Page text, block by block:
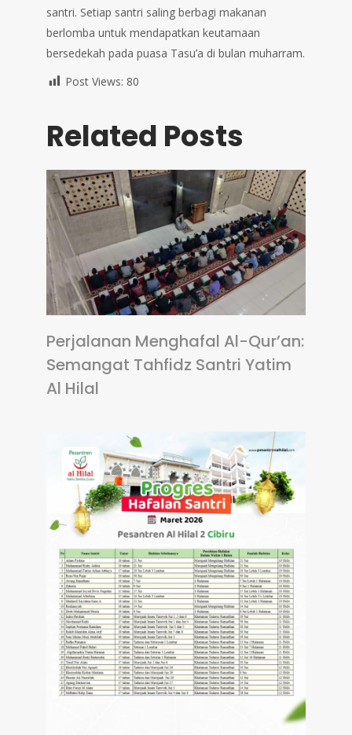
santri. Setiap santri saling berbagi makanan
berlomba untuk mendapatkan keutamaan
bersedekah pada puasa Tasu’a di bulan muharram.
Post Views: 80
Related Posts
Perjalanan Menghafal Al-Qur’an:
Semangat Tahfidz Santri Yatim
Al Hilal